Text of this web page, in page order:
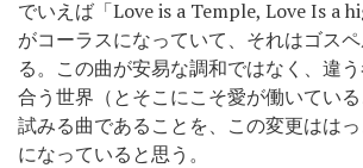
でいえば「Love is a Temple, Love Is a
がコーラスになっていて、それはゴス
る。この曲が安易な調和ではなく、違
合う世界（とそこにこそ愛が働いてい
試みる曲であることを、この変更はは
になっていると思う。